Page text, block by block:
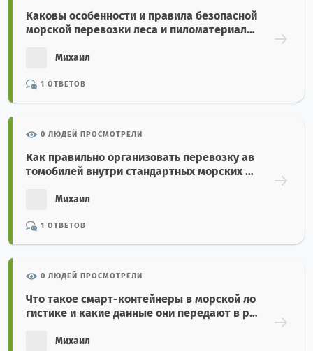
Каковы особенности и правила безопасной
морской перевозки леса и пиломатериало
Михаил
1 ОТВЕТОВ
0 ЛЮДЕЙ ПРОСМОТРЕЛИ
Как правильно организовать перевозку ав
томобилей внутри стандартных морских ко
Михаил
1 ОТВЕТОВ
0 ЛЮДЕЙ ПРОСМОТРЕЛИ
Что такое смарт-контейнеры в морской ло
гистике и какие данные они передают в ре
Михаил